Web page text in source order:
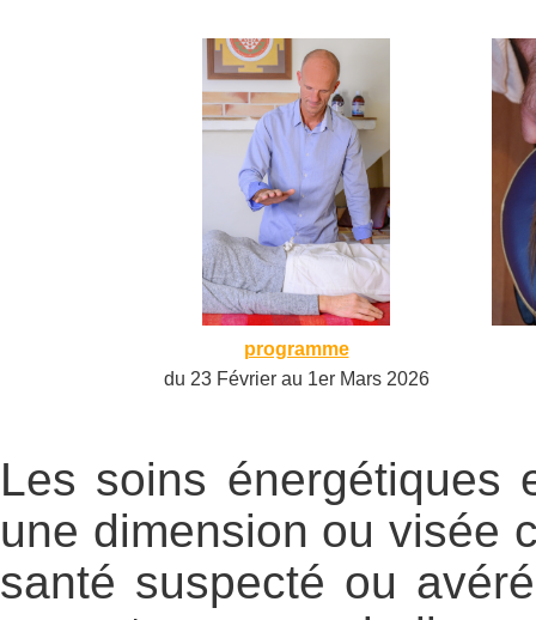
programme
du 23 Février au 1er Mars 2026
Les soins énergétiques
une dimension ou visée
santé suspecté ou